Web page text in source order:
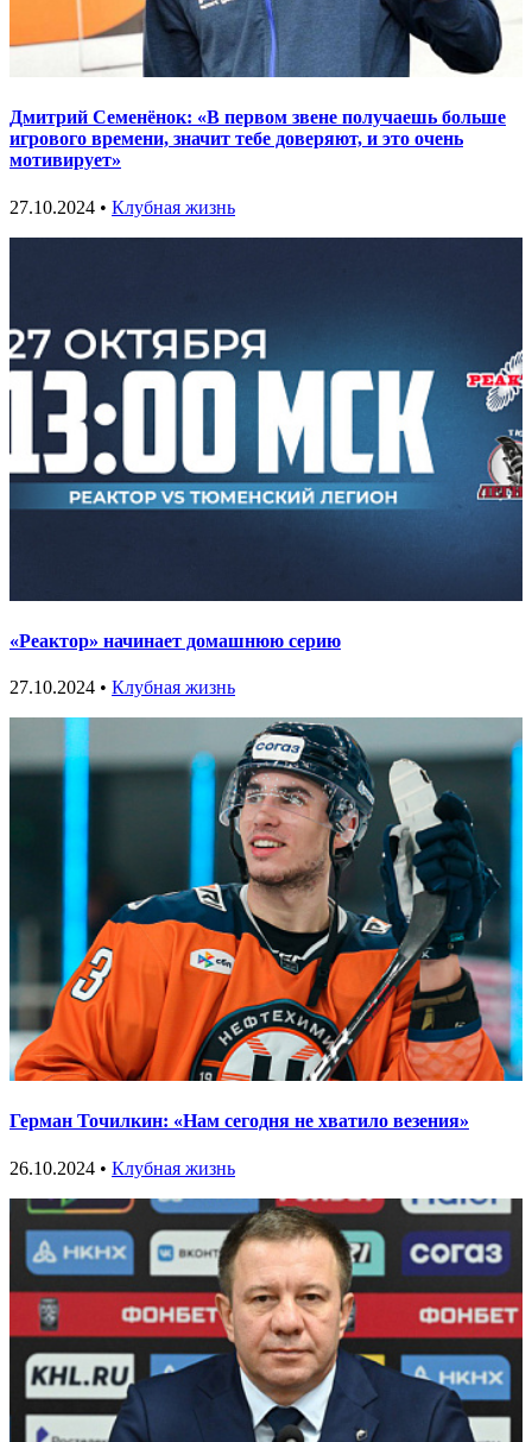
Дмитрий Семенёнок: «В первом звене получаешь больше
игрового времени, значит тебе доверяют, и это очень
мотивирует»
27.10.2024 • Клубная жизнь
«Реактор» начинает домашнюю серию
27.10.2024 • Клубная жизнь
Герман Точилкин: «Нам сегодня не хватило везения»
26.10.2024 • Клубная жизнь